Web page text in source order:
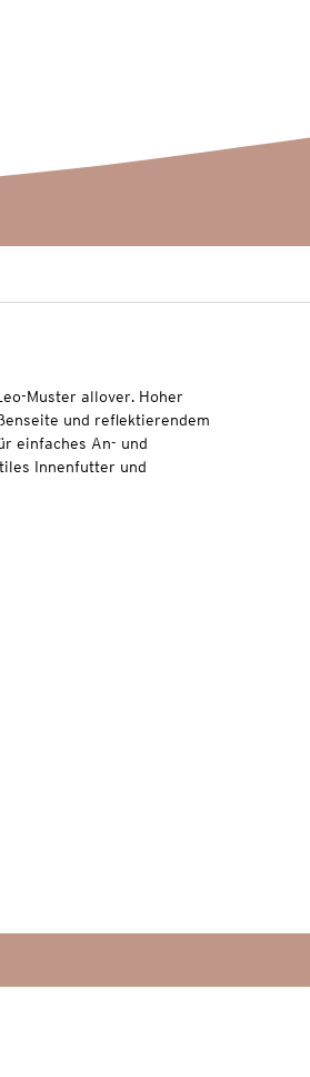
Muster allover. Hoher
und reflektierendem
einfaches An- und
Innenfutter und